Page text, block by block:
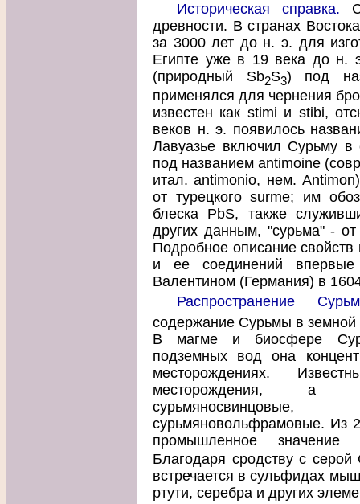
Историческая справка.
древности. В странах
за 3000 лет до н. э. для
Египте уже в 19 века до н.
(природный Sb2S3) под
применялся для чернения
известен как stimi и stibi,
веков н. э. появилось
Лавуазье включил Сурьму в
под названием antimoine
итал. antimonio, нем.
от турецкого surme; им
блеска PbS, также
других данным, "сурьма" -
Подробное описание
и ее соединений
Валентином (Германия) в
Распространение
содержание Сурьмы в земной
В магме и биосфере
подземных вод она
месторождениях.
месторождения, а
сурьмяновольфрамовые. Из
промышленное
Благодаря сродству с
встречается в сульфидах
ртути, серебра и других